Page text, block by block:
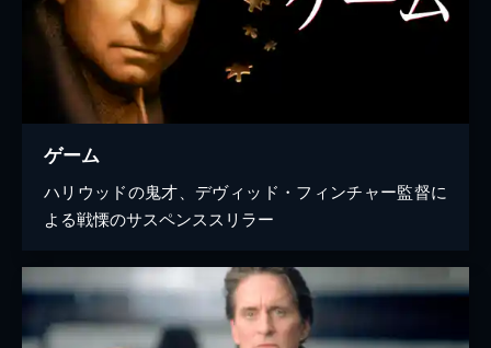
ゲーム
ハリウッドの鬼才、デヴィッド・フィンチャー監督に
よる戦慄のサスペンススリラー